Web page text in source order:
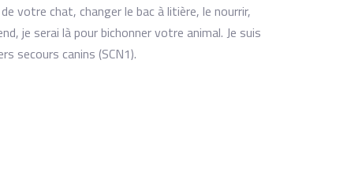
votre chat, changer le bac à litière, le nourrir,
je serai là pour bichonner votre animal. Je suis
secours canins (SCN1).